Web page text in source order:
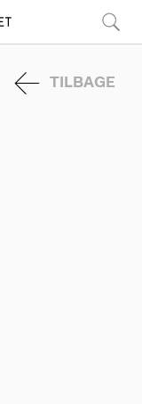
TILBAGE